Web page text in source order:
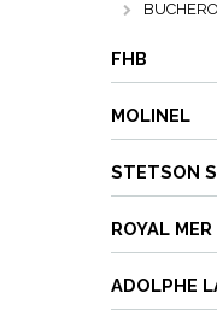
FHB
MOLINEL
STETSON
ROYAL MER
ADOLPHE